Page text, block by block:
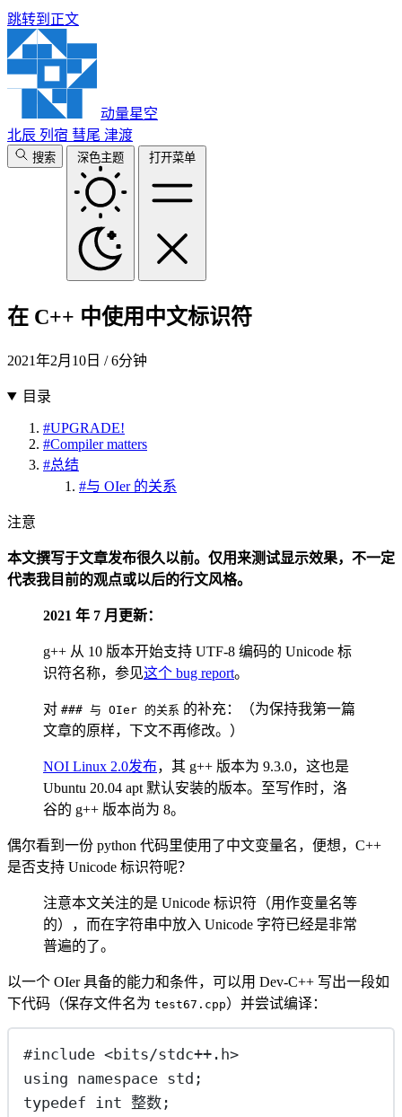
跳转到正文
动量星空
北辰 列宿 彗尾 津渡
搜索 深色主题 打开菜单
在 C++ 中使用中文标识符
2021年2月10日 / 6分钟
目录
#UPGRADE!
#Compiler matters
#总结
#与 OIer 的关系
注意
本文撰写于文章发布很久以前。仅用来测试显示效果，不一定
代表我目前的观点或以后的行文风格。
2021 年 7 月更新：
g++ 从 10 版本开始支持 UTF-8 编码的 Unicode 标
识符名称，参见这个 bug report。
对 ### 与 OIer 的关系 的补充：（为保持我第一篇
文章的原样，下文不再修改。）
NOI Linux 2.0发布，其 g++ 版本为 9.3.0，这也是
Ubuntu 20.04 apt 默认安装的版本。至写作时，洛
谷的 g++ 版本尚为 8。
偶尔看到一份 python 代码里使用了中文变量名，便想，C++
是否支持 Unicode 标识符呢？
注意本文关注的是 Unicode 标识符（用作变量名等
的），而在字符串中放入 Unicode 字符已经是非常
普遍的了。
以一个 OIer 具备的能力和条件，可以用 Dev-C++ 写出一段如
下代码（保存文件名为 test67.cpp）并尝试编译：
#include <bits/stdc++.h>
using namespace std ;
typedef int 整数;